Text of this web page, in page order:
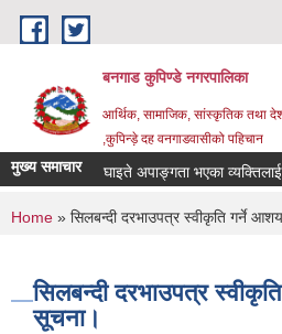
Skip to main content
बनगाड कुपिण्डे नगरपालिका
आर्थिक, सामाजिक, सांस्कृतिक तथा
,कुपिन्ड़े दह वनगाडवासीको पहिचान
मुख्य समाचारघाइते अपाङ्गता भएका व्यक्तिलाई
You are here
Home » सिलबन्दी दरभाउपत्र स्वीकृति गर्ने
सिलबन्दी दरभाउपत्र
सूचना।